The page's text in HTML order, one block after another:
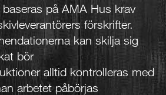
på AMA Hus krav
förskrifter.
kan skilja sig
bör
alltid kontrolleras med
arbetet påbörjas